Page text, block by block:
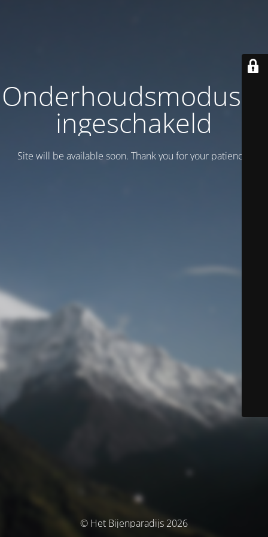
Onderhoudsmodus is
ingeschakeld
Site will be available soon. Thank you for your patience!
© Het Bijenparadijs 2026